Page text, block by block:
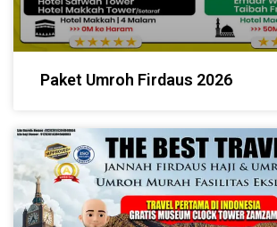
Paket Umroh Firdaus 2026